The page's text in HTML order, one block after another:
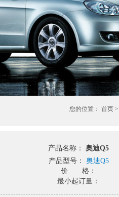
您的位置： 首页 >
产品名称：奥迪Q5
产品型号： 奥迪Q5
价 格：
最小起订量：